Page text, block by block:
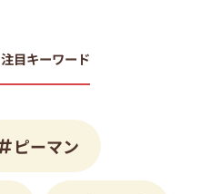
注目キーワード
ピーマン